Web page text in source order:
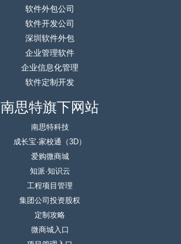
软件外包公司
软件开发公司
深圳软件外包
企业管理软件
企业信息化管理
软件定制开发
南思特旗下网站
南思特科技
成长宝·家校通（3D）
爱购微商城
知派·知识云
工程项目管理
集团公司投资股权
定制攻略
微商城入口